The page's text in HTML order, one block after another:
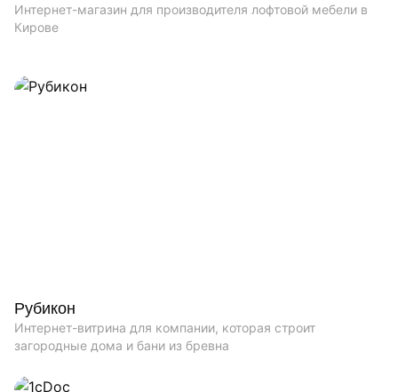
Интернет-магазин для производителя лофтовой мебели в
Кирове
Рубикон
Интернет-витрина для компании, которая строит
загородные дома и бани из бревна